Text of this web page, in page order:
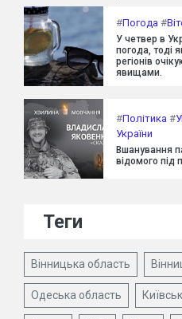
#Погода #
У четвер в
погода, тоді
регіонів
явищами.
#Політика #
України
Вшанування
відомого
Теги
Вінницька область
Одеська область